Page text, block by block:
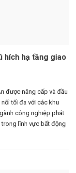
hích hạ tầng giao
được nâng cấp và đầu
tối đa với các khu
công nghiệp phát
trong lĩnh vực bất động